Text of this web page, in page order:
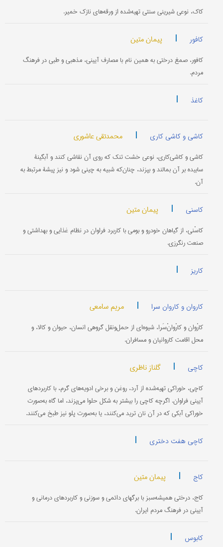
کاک، نوعی شیرینی سنتی تهیه‌شده از ورقه‌های نازک خمیر.
کافور | پیمان متین
کافور، صمغ درختی به همین نام با مصارف آیینی، مذهبی و طبی در فرهنگ
مردم.
کاغذ |
کاشی و کاشی کاری | محمدتقی عاشوری
کاشی و کاشی‌کاری، نوعی خشت تنک که روی آن نقاشی کنند و آبگینۀ
سابیده بر آن بمالند و بپزند، چنان‌که شبیه به چینی شود و نیز پیشۀ مرتبط به
آن.
کاسنی | پیمان متین
کاسْنی، از گیاهان خودرو و بومی با کاربرد فراوان در نظام غذایی و بهداشتی و
صنعت رنگرزی.
کاریز |
کاروان و کاروان سرا | مریم سامعی
کارْوان و کارْوانْ‌سَرا، شیوه‌ای از حمل‌ونقل گروهی انسان، حیوان و کالا، و
محل اقامت کاروانیان و مسافران.
کاچی | گلناز ناظری
کاچی، خوراکی تهیه‌شده از آرد، روغن و برخی ادویه‌های گرم، با کاربردهای
آیینی فراوان. اگرچه کاچی را بیشتر به شکل حلوا می‌پزند، اما گاه به‌صورت
خوراکی آبکی که در آن نان ترید می‌کنند، یا به‌صورت پلو نیز طبخ می‌کنند.
کاچی هفت دختری |
کاج | پیمان متین
کاج، درختی همیشه‌سبز با برگهای دائمی و سوزنی و کاربردهای درمانی و
آیینی در فرهنگ مردم ایران.
کابوس |